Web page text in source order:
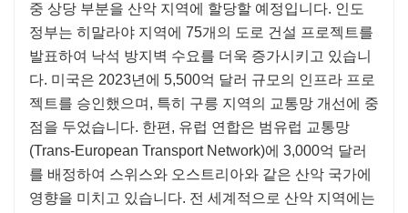
중 상당 부분을 산악 지역에 할당할 예정입니다. 인도
정부는 히말라야 지역에 75개의 도로 건설 프로젝트를
발표하여 낙석 방지벽 수요를 더욱 증가시키고 있습니
다. 미국은 2023년에 5,500억 달러 규모의 인프라 프로
젝트를 승인했으며, 특히 구릉 지역의 교통망 개선에 중
점을 두었습니다. 한편, 유럽 연합은 범유럽 교통망
(Trans-European Transport Network)에 3,000억 달러
를 배정하여 스위스와 오스트리아와 같은 산악 국가에
영향을 미치고 있습니다. 전 세계적으로 산악 지역에는